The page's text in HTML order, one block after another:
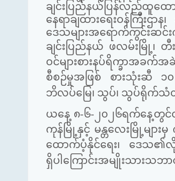
ချင်းပြည်နယ်ပြန်လည်ထူထ
နေရာချထားရေးဝန်ကြီးဌ
ဒေသများအရောက်ကွင်းဆင်
ချင်းပြည်နယ် ဖလမ်းမြို့၊
ဝင်များစားနပ်ရိက္ခာအခ
စီစဉ်မှုအဖြစ် စားသုံးဆီ
ဘိလပ်မြေ၊ သွပ်၊ သွပ်ရိုက်သံ
ယနေ့ ၈-၆-၂၀၂၆ရက်နေ့တွင်
ကုန်မြို့နှင့် မန္တလေးမြို့မျ
ထောက်ပံ့နိုင်ရေး၊ ဒေသ၏
ရှိပါကြောင်းအမျိုးသား